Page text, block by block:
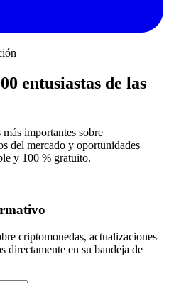
entusiastas de las
importantes sobre
del mercado y oportunidades
y 100 % gratuito.
criptomonedas, actualizaciones
directamente en su bandeja de